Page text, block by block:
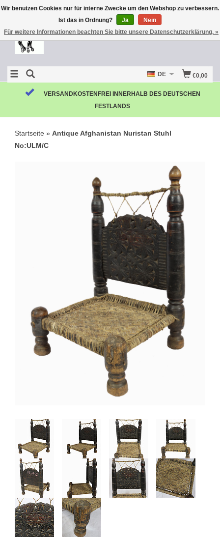
€0,00
DE
VERSANDKOSTENFREI INNERHALB DES DEUTSCHEN
FESTLANDS
Startseite » Antique Afghanistan Nuristan Stuhl
No:ULM/C
Wir benutzen Cookies nur für interne Zwecke um den Webshop zu verbessern.
Ist das in Ordnung?
Ja
Nein
Für weitere Informationen beachten Sie bitte unsere Datenschutzerklärung. »